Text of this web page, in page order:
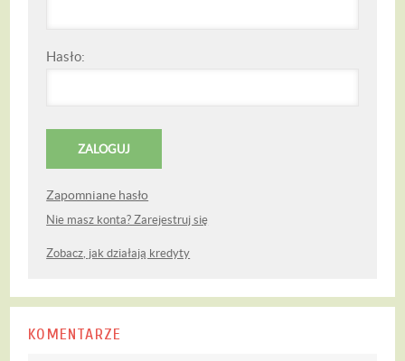
Hasło:
Zapomniane hasło
Nie masz konta? Zarejestruj się
Zobacz, jak działają kredyty
KOMENTARZE